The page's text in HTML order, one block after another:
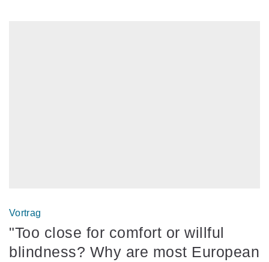
Vortrag
"Too close for comfort or willful
blindness? Why are most European